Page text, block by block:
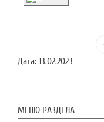
Дата: 13.02.2023
МЕНЮ РАЗДЕЛА